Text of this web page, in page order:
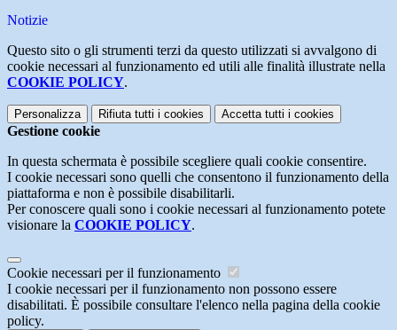
Notizie
Questo sito o gli strumenti terzi da questo utilizzati si avvalgono di
cookie necessari al funzionamento ed utili alle finalità illustrate nella
COOKIE POLICY.
Personalizza Rifiuta tutti i cookies Accetta tutti i cookies
Gestione cookie
In questa schermata è possibile scegliere quali cookie consentire.
I cookie necessari sono quelli che consentono il funzionamento della
piattaforma e non è possibile disabilitarli.
Per conoscere quali sono i cookie necessari al funzionamento potete
visionare la COOKIE POLICY.
Cookie necessari per il funzionamento
I cookie necessari per il funzionamento non possono essere
disabilitati. È possibile consultare l'elenco nella pagina della cookie
policy.